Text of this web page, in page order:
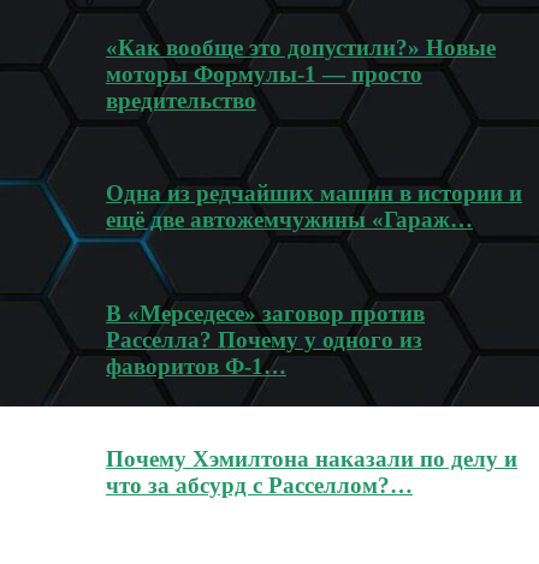
«Как вообще это допустили?» Новые
моторы Формулы-1 — просто
вредительство
Одна из редчайших машин в истории и
ещё две автожемчужины «Гараж…
В «Мерседесе» заговор против
Расселла? Почему у одного из
фаворитов Ф-1…
Почему Хэмилтона наказали по делу и
что за абсурд с Расселлом?…